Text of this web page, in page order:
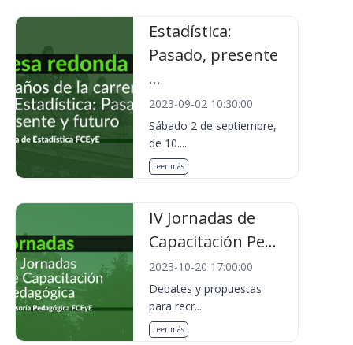
Estadística:
Pasado, presente
...
2023-09-02 10:30:00
Sábado 2 de septiembre,
de 10....
Leer más
IV Jornadas de
Capacitación Pe...
2023-10-20 17:00:00
Debates y propuestas
para recr...
Leer más